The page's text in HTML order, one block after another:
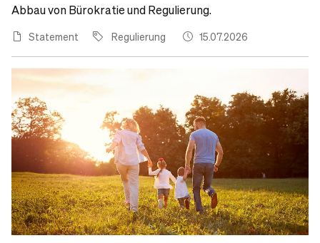
Abbau von Bürokratie und Regulierung.
Statement Regulierung 15.07.2026